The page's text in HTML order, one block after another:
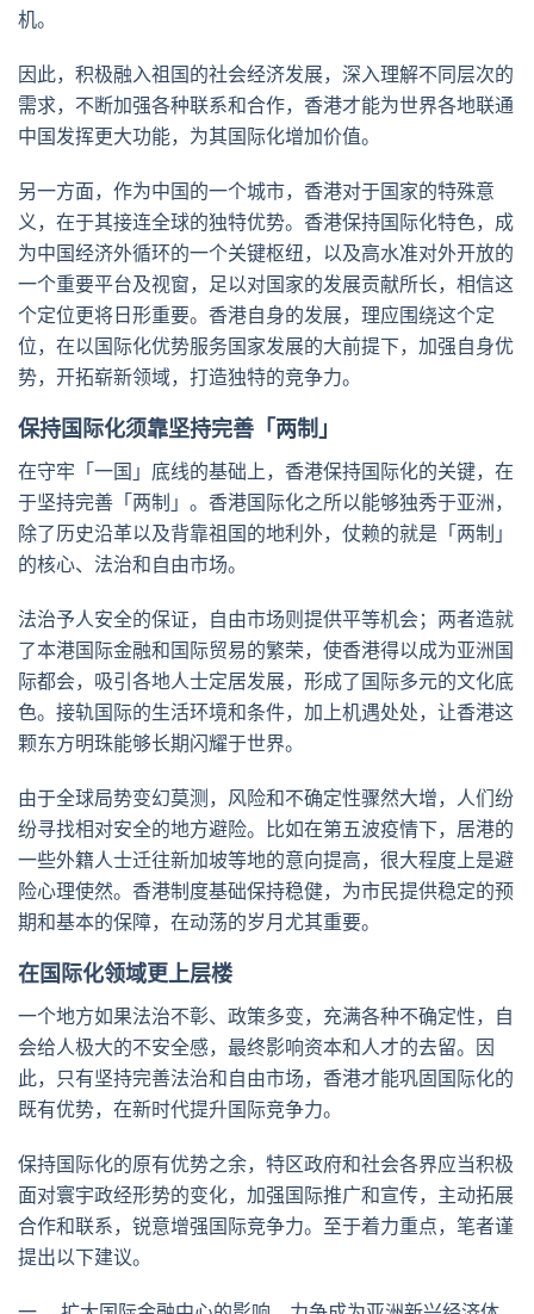
机。
因此，积极融入祖国的社会经济发展，深入理解不同层次的
需求，不断加强各种联系和合作，香港才能为世界各地联通
中国发挥更大功能，为其国际化增加价值。
另一方面，作为中国的一个城市，香港对于国家的特殊意
义，在于其接连全球的独特优势。香港保持国际化特色，成
为中国经济外循环的一个关键枢纽，以及高水准对外开放的
一个重要平台及视窗，足以对国家的发展贡献所长，相信这
个定位更将日形重要。香港自身的发展，理应围绕这个定
位，在以国际化优势服务国家发展的大前提下，加强自身优
势，开拓崭新领域，打造独特的竞争力。
保持国际化须靠坚持完善「两制」
在守牢「一国」底线的基础上，香港保持国际化的关键，在
于坚持完善「两制」。香港国际化之所以能够独秀于亚洲，
除了历史沿革以及背靠祖国的地利外，仗赖的就是「两制」
的核心、法治和自由市场。
法治予人安全的保证，自由市场则提供平等机会；两者造就
了本港国际金融和国际贸易的繁荣，使香港得以成为亚洲国
际都会，吸引各地人士定居发展，形成了国际多元的文化底
色。接轨国际的生活环境和条件，加上机遇处处，让香港这
颗东方明珠能够长期闪耀于世界。
由于全球局势变幻莫测，风险和不确定性骤然大增，人们纷
纷寻找相对安全的地方避险。比如在第五波疫情下，居港的
一些外籍人士迁往新加坡等地的意向提高，很大程度上是避
险心理使然。香港制度基础保持稳健，为市民提供稳定的预
期和基本的保障，在动荡的岁月尤其重要。
在国际化领域更上层楼
一个地方如果法治不彰、政策多变，充满各种不确定性，自
会给人极大的不安全感，最终影响资本和人才的去留。因
此，只有坚持完善法治和自由市场，香港才能巩固国际化的
既有优势，在新时代提升国际竞争力。
保持国际化的原有优势之余，特区政府和社会各界应当积极
面对寰宇政经形势的变化，加强国际推广和宣传，主动拓展
合作和联系，锐意增强国际竞争力。至于着力重点，笔者谨
提出以下建议。